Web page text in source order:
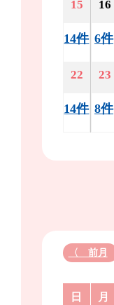
15
14件
16
6件
22
14件
23
8件
〈 前月
日 月